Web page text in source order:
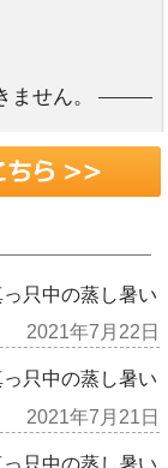
せん。
只中の蒸し暑い
2021年7月22日
只中の蒸し暑い
2021年7月21日
只中の蒸し暑い